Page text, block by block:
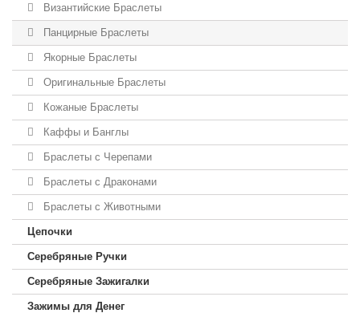
Византийские Браслеты
Панцирные Браслеты
Якорные Браслеты
Оригинальные Браслеты
Кожаные Браслеты
Каффы и Банглы
Браслеты с Черепами
Браслеты с Драконами
Браслеты с Животными
Цепочки
Серебряные Ручки
Серебряные Зажигалки
Зажимы для Денег